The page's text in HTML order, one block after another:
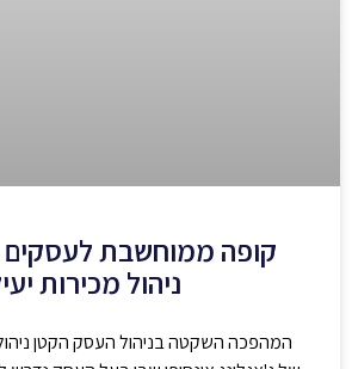
קופה ממוחשבת לעסקים
ניהול מכירות
המהפכה השקטה בניהול העסק הקטן